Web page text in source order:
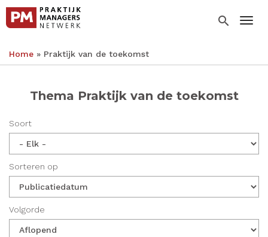
Overslaan
naar
inhoud
search
Home Praktijk van de toekomst
Thema Praktijk van de toekomst
Soort
Sorteren op
Volgorde